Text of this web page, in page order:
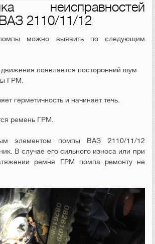
неисправностей
2110/11/12
помпы можно выявить по следующим
появляется посторонний шум
ГРМ.
герметичность и начинает течь.
ремень ГРМ.
элементом помпы ВАЗ 2110/11/12
В случае его сильного износа или при
ремня ГРМ помпа ремонту не